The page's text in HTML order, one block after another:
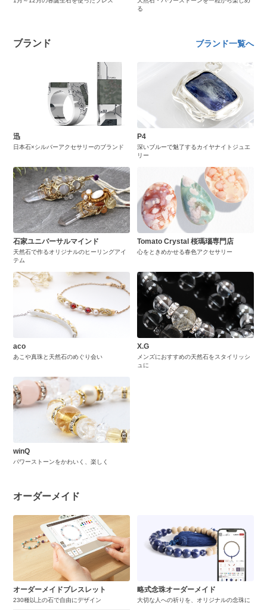
る
ブランド ブランド一覧へ
迅
日本石×シルバーアクセサリーのブランド
P4
深いブルーで魅了するカイヤナイトジュエ
リー
石家ユニバーサルマインド
天然石で作るオリジナルのヒーリングアイ
テム
Tomato Crystal 桜瑪瑙専門店
心をときめかせる春色アクセサリー
aco
あこや真珠と天然石のめぐり会い
X.G
メンズにおすすめの天然石をスタイリッシ
ュに
winQ
パワーストーンをかわいく、楽しく
オーダーメイド
オーダーメイドブレスレット
230種以上の石で自由にデザイン
略式念珠オーダーメイド
大切な人への祈りを、オリジナルの念珠に